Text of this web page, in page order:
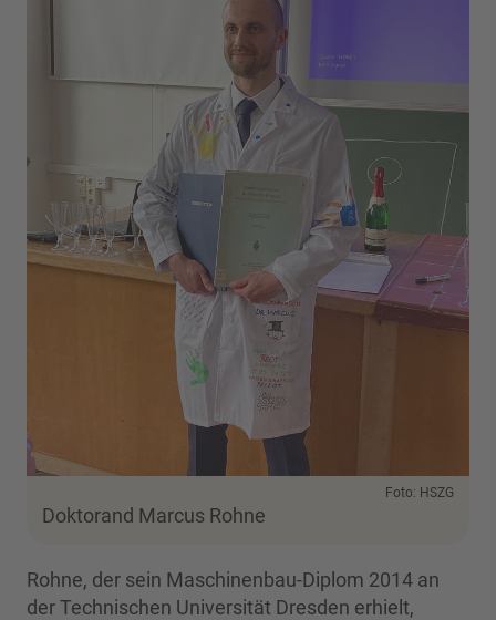
Foto: HSZG
Doktorand Marcus Rohne
Rohne, der sein Maschinenbau-Diplom 2014 an
der Technischen Universität Dresden erhielt,